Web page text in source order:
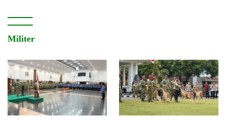
Militer